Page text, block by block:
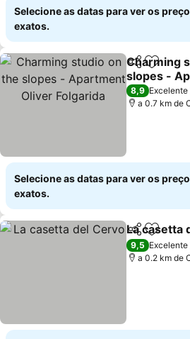
Selecione as datas para ver os
exatos.
Partilhar
Charming
slopes -
Folgarida
Ver preços
8,9 Excelente
a 0.7 km de
Selecione as datas para ver os
exatos.
Partilhar
La casetta
9,5 Excelente
a 0.2 km de